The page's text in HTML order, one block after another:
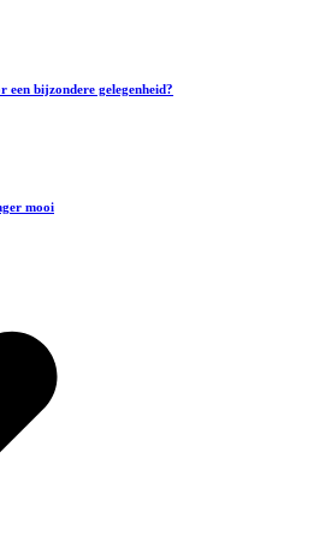
een bijzondere gelegenheid?
mooi